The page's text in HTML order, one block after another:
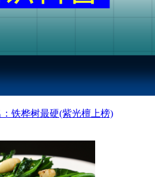
铁桦树最硬(紫光檀上榜)